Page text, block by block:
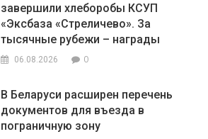
завершили хлеборобы КСУП
«Эксбаза «Стреличево». За
тысячные рубежи – награды
06.08.2026 0
В Беларуси расширен перечень
документов для въезда в
пограничную зону